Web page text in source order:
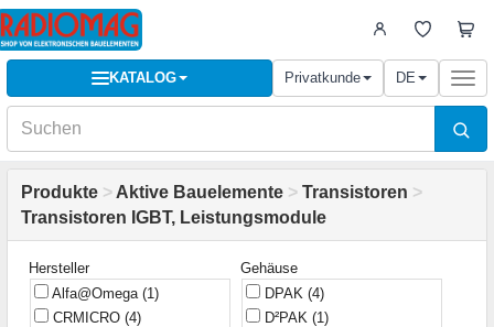
KATALOG Privatkunde DE
Produkte > Aktive Bauelemente > Transistoren >
Transistoren IGBT, Leistungsmodule
Hersteller
Alfa@Omega (1)
CRMICRO (4)
Gehäuse
DPAK (4)
D²PAK (1)